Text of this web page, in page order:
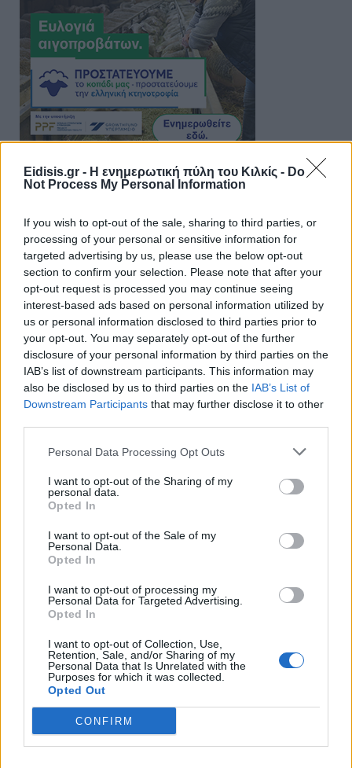
Eidisis.gr - Η ενημερωτική πύλη του Κιλκίς - Do
Not Process My Personal Information
If you wish to opt-out of the sale, sharing to third parties, or
processing of your personal or sensitive information for
targeted advertising by us, please use the below opt-out
section to confirm your selection. Please note that after your
opt-out request is processed you may continue seeing
interest-based ads based on personal information utilized by
us or personal information disclosed to third parties prior to
your opt-out. You may separately opt-out of the further
disclosure of your personal information by third parties on the
IAB’s list of downstream participants. This information may
also be disclosed by us to third parties on the IAB’s List of
Downstream Participants that may further disclose it to other
Personal Data Processing Opt Outs
I want to opt-out of the Sharing of my
personal data.
Opted In
I want to opt-out of the Sale of my
Personal Data.
Opted In
I want to opt-out of processing my
Personal Data for Targeted Advertising.
Opted In
I want to opt-out of Collection, Use,
Retention, Sale, and/or Sharing of my
Personal Data that Is Unrelated with the
Purposes for which it was collected.
Opted Out
CONFIRM
Πρωινή